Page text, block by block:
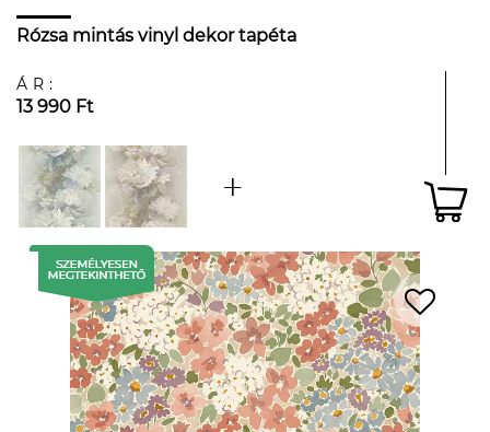
Rózsa mintás vinyl dekor tapéta
ÁR:
13 990 Ft